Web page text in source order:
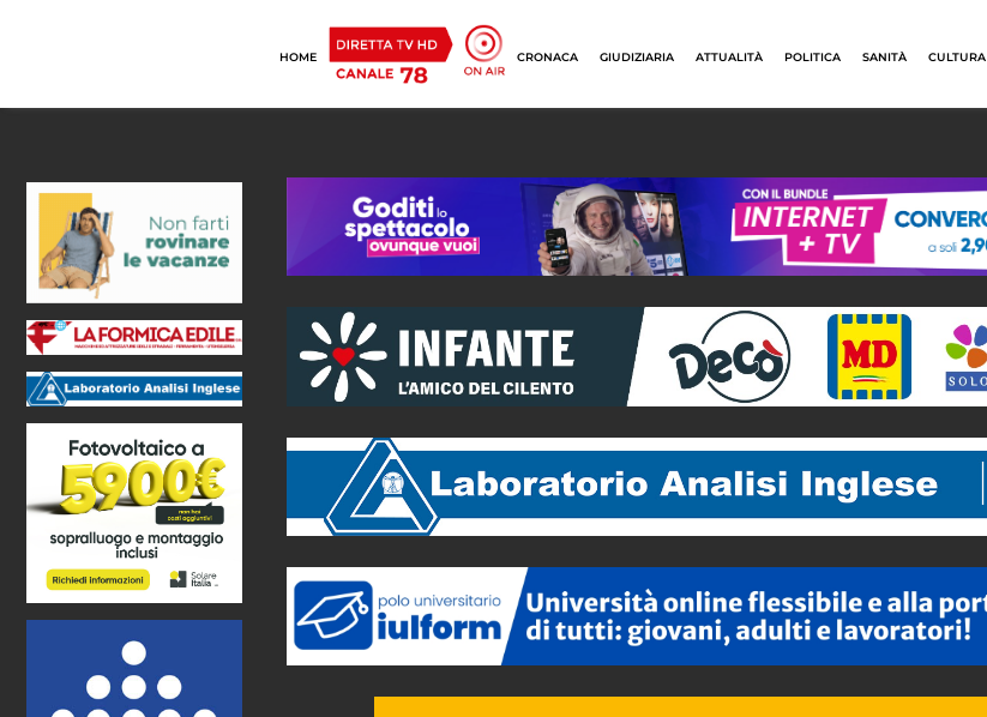
HOME CRONACA GIUDIZIARIA ATTUALITÀ POLITICA SANITÀ CULTURA